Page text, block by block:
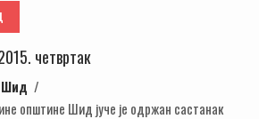
четвртак
општине Шид јуче је одржан састанак